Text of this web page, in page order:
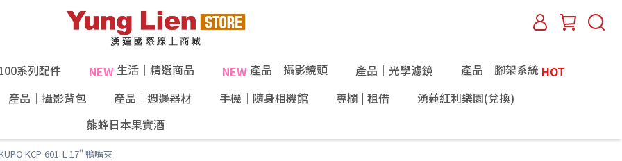
系列配件 NEW生活｜精選商品 NEW產品｜攝影鏡頭 產品｜光學濾鏡 產品｜腳架系統HOT
產品｜攝影背包
產品｜週邊器材 手機｜隨身相機館 專欄 | 租借
湧蓮紅利樂園(兌換)
熊蜂日本果實酒
KCP-601-L 17" 鴨嘴夾